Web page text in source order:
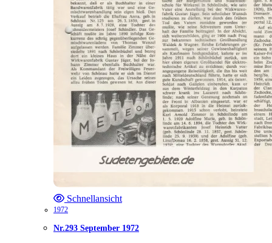
Schnellansicht
1972
Nr.293 September 1972